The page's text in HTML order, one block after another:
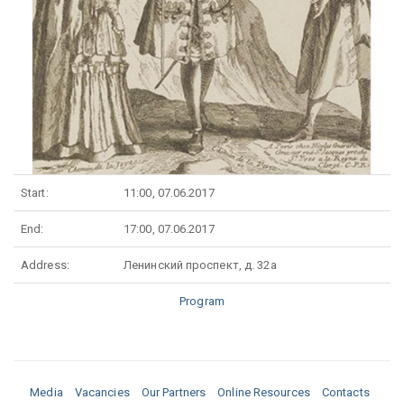
Start: 11:00, 07.06.2017
End: 17:00, 07.06.2017
Address: Ленинский проспект, д. 32а
Program
Media Vacancies Our Partners Online Resources Contacts